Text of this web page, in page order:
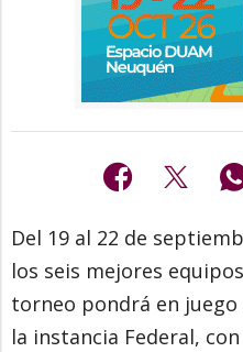
Del 19 al 22 de
los seis mejores
torneo pondrá en
la instancia Federal,